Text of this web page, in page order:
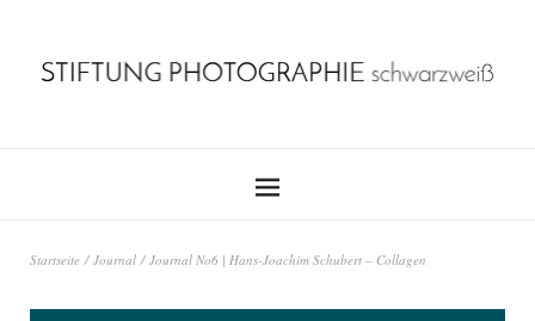
Startseite / Journal / Journal No6 | Hans-Joachim Schubert – Collagen